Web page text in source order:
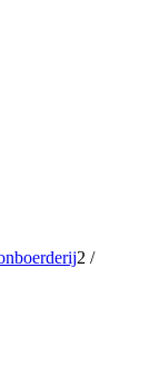
2 /